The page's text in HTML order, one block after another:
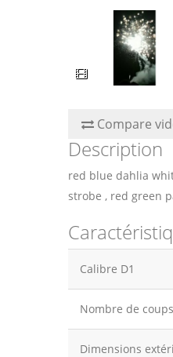
Compare
Description
red blue dahlia
strobe , red green
Calibre D1
Nombre de
Dimensions